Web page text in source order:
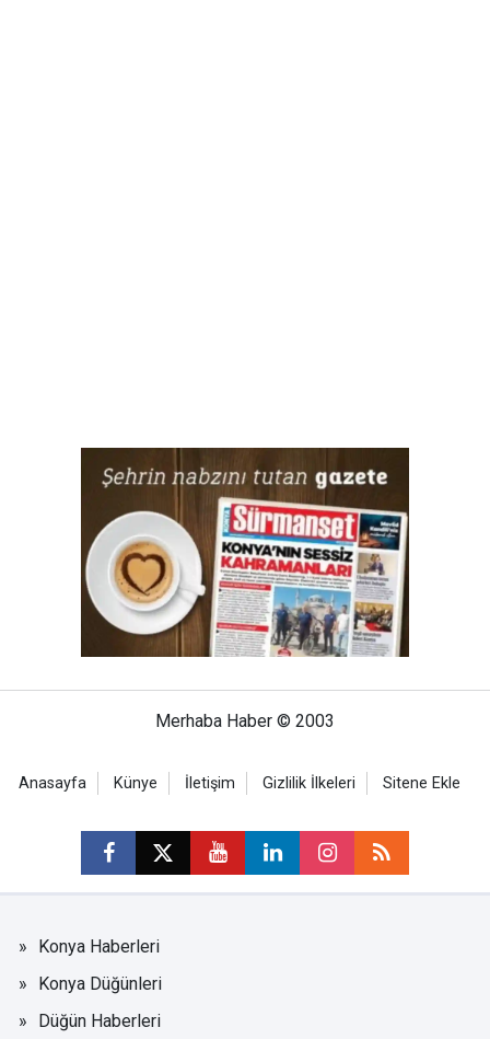
Merhaba Haber © 2003
Anasayfa Künye İletişim Gizlilik İlkeleri Sitene Ekle
Konya Haberleri
Konya Düğünleri
Düğün Haberleri